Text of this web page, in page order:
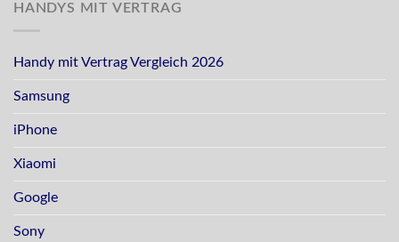
HANDYS MIT VERTRAG
Handy mit Vertrag Vergleich 2026
Samsung
iPhone
Xiaomi
Google
Sony